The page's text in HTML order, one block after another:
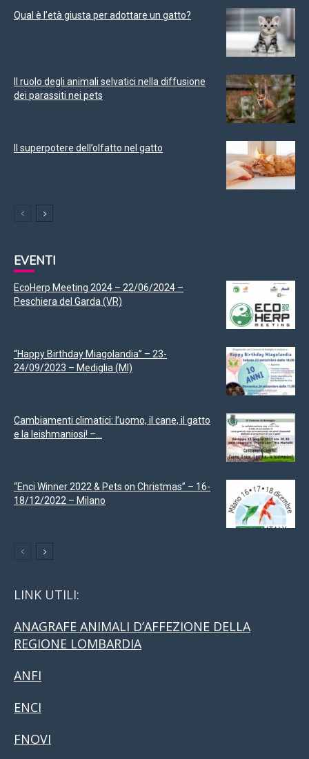
Qual è l’età giusta per adottare un gatto?
Il ruolo degli animali selvatici nella diffusione
dei parassiti nei pets
Il superpotere dell’olfatto nel gatto
EVENTI
EcoHerp Meeting 2024 – 22/06/2024 –
Peschiera del Garda (VR)
“Happy Birthday Miagolandia” – 23-
24/09/2023 – Mediglia (MI)
Cambiamenti climatici: l’uomo, il cane, il gatto
e la leishmaniosi! –...
“Enci Winner 2022 & Pets on Christmas” – 16-
18/12/2022 – Milano
LINK UTILI:
ANAGRAFE ANIMALI D’AFFEZIONE DELLA
REGIONE LOMBARDIA
ANFI
ENCI
FNOVI